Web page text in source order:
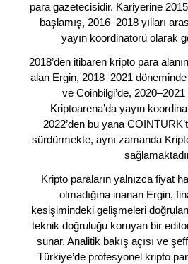
para gazetecisidir. Kariyerine 2015
başlamış, 2016–2018 yılları
yayın koordinatörü olarak
2018’den itibaren kripto para
alan Ergin, 2018–2021
ve Coinbilgi’de,
Kriptoarena’da yayın
2022’den bu yana
sürdürmekte, aynı zamanda
Kripto paraların yalnızca fiyat
olmadığına inanan Ergin,
kesişimindeki gelişmeleri
teknik doğruluğu koruyan bir
sunar. Analitik bakış açısı ve
Türkiye’de profesyonel kripto